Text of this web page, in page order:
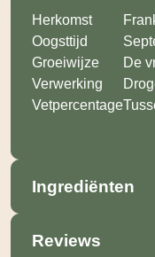
Herkomst
Oogsttijd
Groeiwijze
De
Verwerking
Vetpercentage
Ingrediënten
Reviews